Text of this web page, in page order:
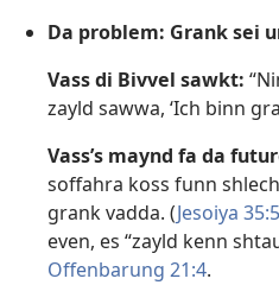
Da problem: Grank sei
Vass di Bivvel sawkt:
zayld sawwa, ‘Ich binn
Vass’s maynd fa da
soffahra koss funn
grank vadda. (Jesoiya
even, es “zayld kenn
Offenbarung 21:4.